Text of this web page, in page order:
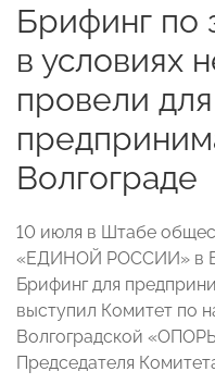
Брифинг по
в условиях
провели для
Волгограде
10 июля в Штабе
«ЕДИНОЙ РОССИИ» в
Брифинг для
выступил Комитет по
Волгоградской
Председателя